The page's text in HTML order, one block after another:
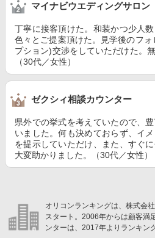
マイナビウエディングサロン
丁寧に接客頂けた。和装かつ少人
色々とご提案頂けた。見学後のフ
プション)交渉をしていただけた。
（30代／女性）
ゼクシィ相談カウンター
県外での挙式を考えていたので、
いました。何も決めておらず、イ
を提示していただけ、また、すぐ
大変助かりました。（30代／女性）
オリコンランキングは、株式会
スタート。2006年からは顧客満
ンターは、2017年よりランキン